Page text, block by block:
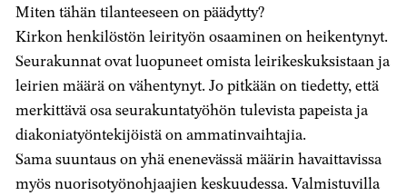
Miten tähän tilanteeseen on päädytty?
Kirkon henkilöstön leirityön osaaminen on heikentynyt.
Seurakunnat ovat luopuneet omista leirikeskuksistaan ja
leirien määrä on vähentynyt. Jo pitkään on tiedetty, että
merkittävä osa seurakuntatyöhön tulevista papeista ja
diakoniatyöntekijöistä on ammatinvaihtajia.
Sama suuntaus on yhä enenevässä määrin havaittavissa
myös nuorisotyönohjaajien keskuudessa. Valmistuvilla